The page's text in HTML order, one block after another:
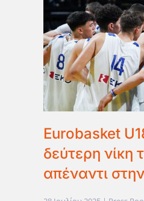
Eurobasket
δεύτερη νίκη
απέναντι